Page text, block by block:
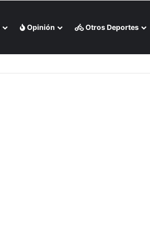
Opinión Otros Deportes